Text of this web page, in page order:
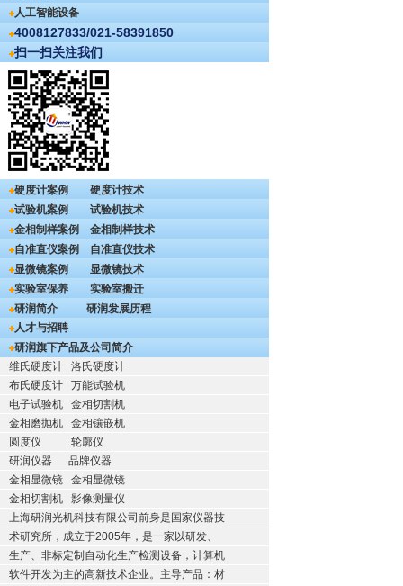
人工智能设备
4008127833/021-58391850
扫一扫关注我们
硬度计案例
硬度计技术
试验机案例
试验机技术
金相制样案例
金相制样技术
自准直仪案例
自准直仪技术
显微镜案例
显微镜技术
实验室保养
实验室搬迁
研润简介
研润发展历程
人才与招聘
研润旗下产品及公司简介
维氏硬度计
洛氏硬度计
布氏硬度计
万能试验机
电子试验机
金相切割机
金相磨抛机
金相镶嵌机
圆度仪
轮廓仪
研润仪器
品牌仪器
金相显微镜
金相显微镜
金相切割机
影像测量仪
上海研润光机科技有限公司前身是国家仪器技
术研究所，成立于2005年，是一家以研发、
生产、非标定制自动化生产检测设备，计算机
软件开发为主的高新技术企业。主导产品：材